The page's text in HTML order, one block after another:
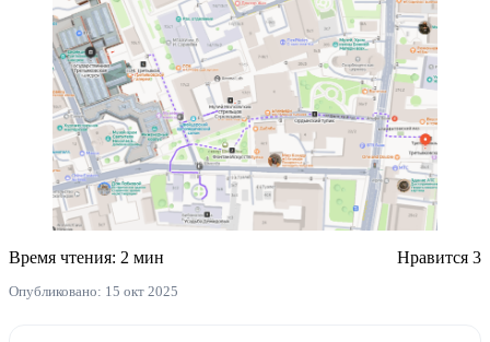
Время чтения: 2 мин Нравится 3
Опубликовано: 15 окт 2025